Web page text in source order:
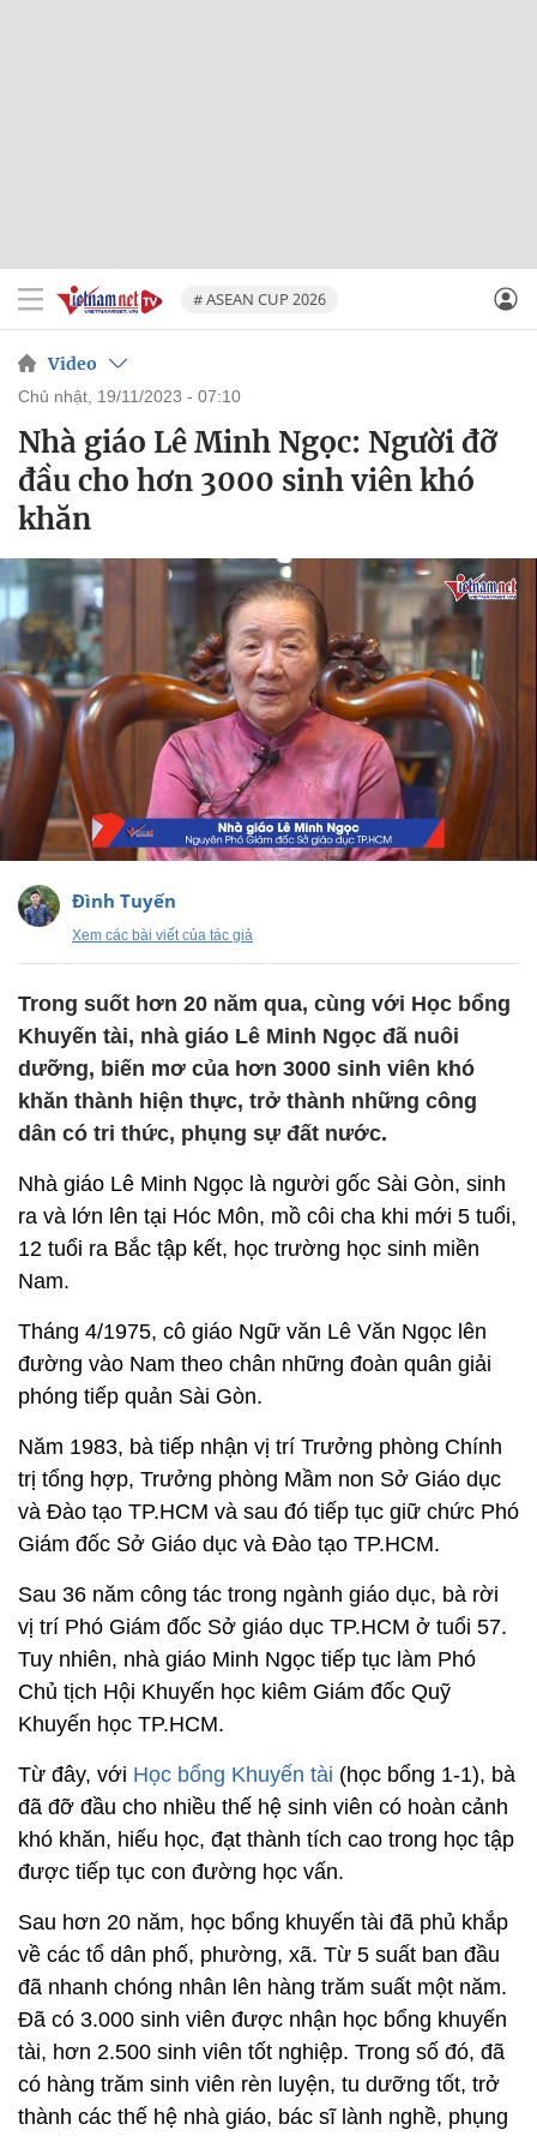
# ASEAN CUP 2026
Video
chủ nhật, 19/11/2023 - 07:10
Nhà giáo Lê Minh Ngọc: Người đỡ
đầu cho hơn 3000 sinh viên khó
khăn
Đình Tuyến
Xem các bài viết của tác giả
Trong suốt hơn 20 năm qua, cùng với Học bổng
Khuyến tài, nhà giáo Lê Minh Ngọc đã nuôi
dưỡng, biến mơ của hơn 3000 sinh viên khó
khăn thành hiện thực, trở thành những công
dân có tri thức, phụng sự đất nước.
Nhà giáo Lê Minh Ngọc là người gốc Sài Gòn, sinh
ra và lớn lên tại Hóc Môn, mồ côi cha khi mới 5 tuổi,
12 tuổi ra Bắc tập kết, học trường học sinh miền
Nam.
Tháng 4/1975, cô giáo Ngữ văn Lê Văn Ngọc lên
đường vào Nam theo chân những đoàn quân giải
phóng tiếp quản Sài Gòn.
Năm 1983, bà tiếp nhận vị trí Trưởng phòng Chính
trị tổng hợp, Trưởng phòng Mầm non Sở Giáo dục
và Đào tạo TP.HCM và sau đó tiếp tục giữ chức Phó
Giám đốc Sở Giáo dục và Đào tạo TP.HCM.
Sau 36 năm công tác trong ngành giáo dục, bà rời
vị trí Phó Giám đốc Sở giáo dục TP.HCM ở tuổi 57.
Tuy nhiên, nhà giáo Minh Ngọc tiếp tục làm Phó
Chủ tịch Hội Khuyến học kiêm Giám đốc Quỹ
Khuyến học TP.HCM.
Từ đây, với Học bổng Khuyến tài (học bổng 1-1), bà
đã đỡ đầu cho nhiều thế hệ sinh viên có hoàn cảnh
khó khăn, hiếu học, đạt thành tích cao trong học tập
được tiếp tục con đường học vấn.
Sau hơn 20 năm, học bổng khuyến tài đã phủ khắp
về các tổ dân phố, phường, xã. Từ 5 suất ban đầu
đã nhanh chóng nhân lên hàng trăm suất một năm.
Đã có 3.000 sinh viên được nhận học bổng khuyến
tài, hơn 2.500 sinh viên tốt nghiệp. Trong số đó, đã
có hàng trăm sinh viên rèn luyện, tu dưỡng tốt, trở
thành các thế hệ nhà giáo, bác sĩ lành nghề, phụng